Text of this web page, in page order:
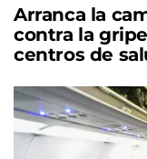
Arranca la
contra la
centros de